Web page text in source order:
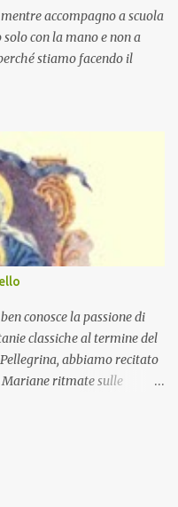
accompagno a scuola
con la mano e non a
stiamo facendo il
conosce la passione di
classiche al termine del
abbiamo recitato
ritmate sulle